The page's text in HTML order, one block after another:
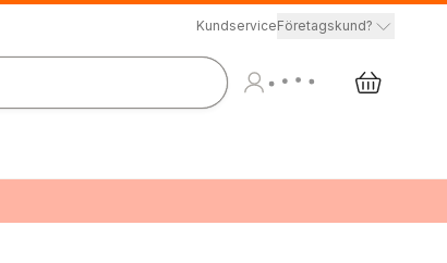
KundserviceFöretagskund?